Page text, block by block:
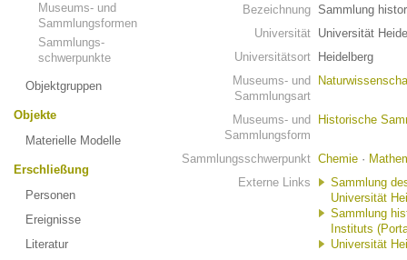
Museums- und
Sammlungsformen
Sammlungs-
schwerpunkte
Objektgruppen
Objekte
Materielle Modelle
Erschließung
Personen
Ereignisse
Literatur
Bezeichnung Sammlung
Universität Universität
Universitätsort
Heidelberg
Museums- und
Sammlungsart
Museums- und
Sammlungsform
Historische
Sammlungsschwerpunkt Chemie ·
Externe Links
Sammlung
Universität
Sammlung
Instituts
Universität